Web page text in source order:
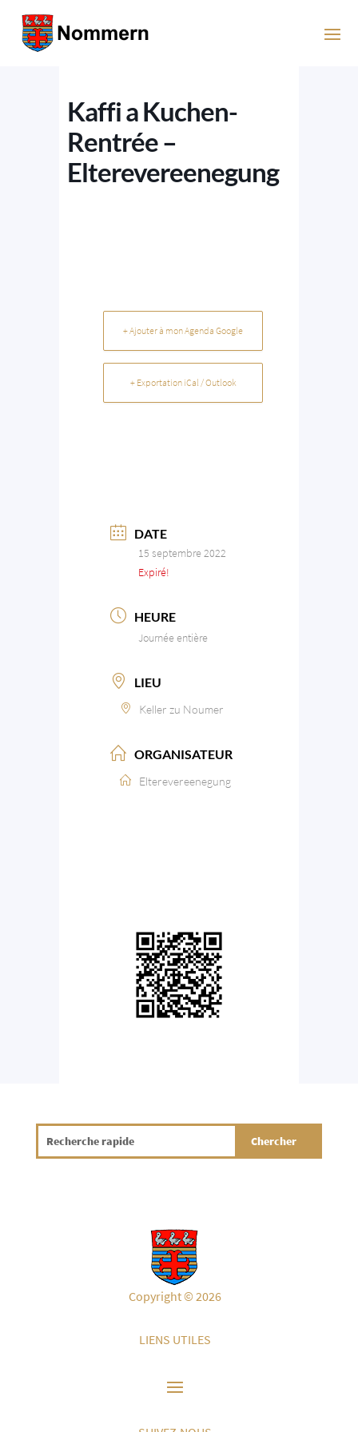
Kaffi a Kuchen-
Rentrée –
Elterevereenegung
+ Ajouter à mon Agenda Google
+ Exportation iCal / Outlook
DATE
15 septembre 2022
Expiré!
HEURE
Journée entière
LIEU
Keller zu Noumer
ORGANISATEUR
Elterevereenegung
Copyright © 2026
LIENS UTILES